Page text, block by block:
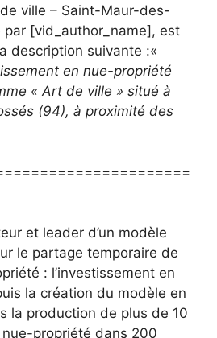
ville – Saint-Maur-des-
par [vid_author_name], est
description suivante :«
en nue-propriété
« Art de ville » situé à
(94), à proximité des
et leader d’un modèle
le partage temporaire de
: l’investissement en
la création du modèle en
la production de plus de 10
propriété dans 200